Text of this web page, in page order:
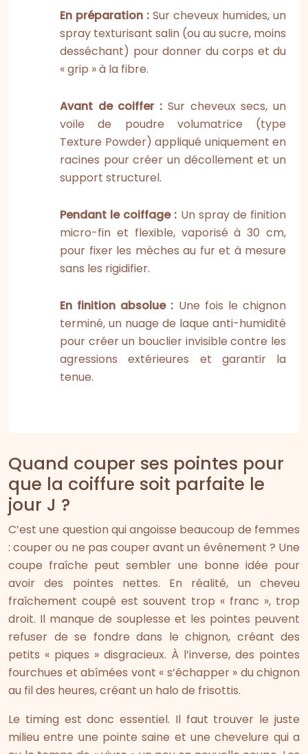
En préparation : Sur cheveux humides, un
spray texturisant salin (ou au sucre, moins
desséchant) pour donner du corps et du
« grip » à la fibre.
Avant de coiffer : Sur cheveux secs, un
voile de poudre volumatrice (type
Texture Powder) appliqué uniquement en
racines pour créer un décollement et un
support structurel.
Pendant le coiffage : Un spray de finition
micro-fin et flexible, vaporisé à 30 cm,
pour fixer les mèches au fur et à mesure
sans les rigidifier.
En finition absolue : Une fois le chignon
terminé, un nuage de laque anti-humidité
pour créer un bouclier invisible contre les
agressions extérieures et garantir la
tenue.
Quand couper ses pointes pour
que la coiffure soit parfaite le
jour J ?
C’est une question qui angoisse beaucoup de femmes
: couper ou ne pas couper avant un événement ? Une
coupe fraîche peut sembler une bonne idée pour
avoir des pointes nettes. En réalité, un cheveu
fraîchement coupé est souvent trop « franc », trop
droit. Il manque de souplesse et les pointes peuvent
refuser de se fondre dans le chignon, créant des
petits « piques » disgracieux. À l’inverse, des pointes
fourchues et abîmées vont « s’échapper » du chignon
au fil des heures, créant un halo de frisottis.
Le timing est donc essentiel. Il faut trouver le juste
milieu entre une pointe saine et une chevelure qui a